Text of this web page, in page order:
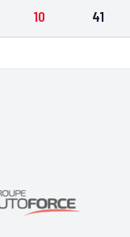
10 41